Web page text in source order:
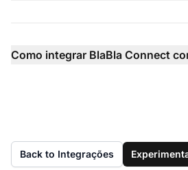
Como integrar BlaBla Connect
Back to Integrações